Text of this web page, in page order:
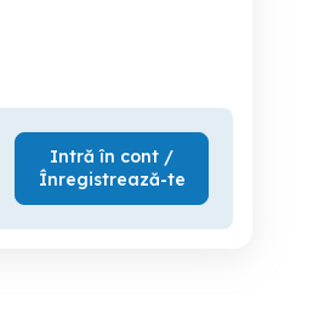
Intră în cont /
Înregistrează-te